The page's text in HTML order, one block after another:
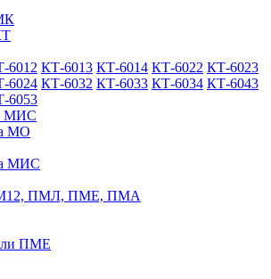
6012 КТ-6013 КТ-6014 КТ-6022 КТ-6023
6024 КТ-6032 КТ-6033 КТ-6034 КТ-6043
6053
МИС
МО
МИС
ПМЛ, ПМЕ, ПМА
ПМЕ